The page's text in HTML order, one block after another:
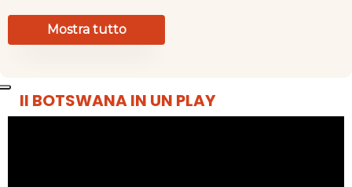
Mostra tutto
Il BOTSWANA IN UN PLAY